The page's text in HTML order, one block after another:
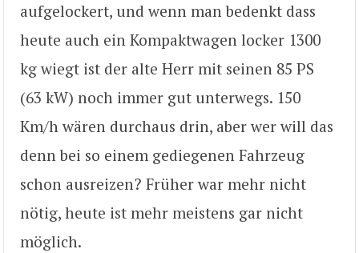
aufgelockert, und wenn man bedenkt dass
heute auch ein Kompaktwagen locker 1300
kg wiegt ist der alte Herr mit seinen 85 PS
(63 kW) noch immer gut unterwegs. 150
Km/h wären durchaus drin, aber wer will das
denn bei so einem gediegenen Fahrzeug
schon ausreizen? Früher war mehr nicht
nötig, heute ist mehr meistens gar nicht
möglich.